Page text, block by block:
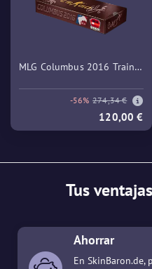
MLG Columbus 2016 Train
-56% 274,34 €
120,00 €
Tus
Ahorrar
En SkinBaron.de,